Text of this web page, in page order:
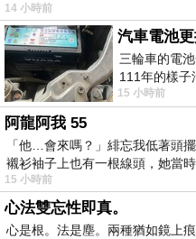
14 小時前
汽車電池
三輪車的電
111年的樣子
在阿炮電池買
15 小時前
阿龍阿我 55
「他…會來嗎？」緋忘我低著頭
襯衫袖子上也有一根線頭，她當
15 小時前
心法雙忘性即真。
心是根。法是塵。兩種猶如鏡上